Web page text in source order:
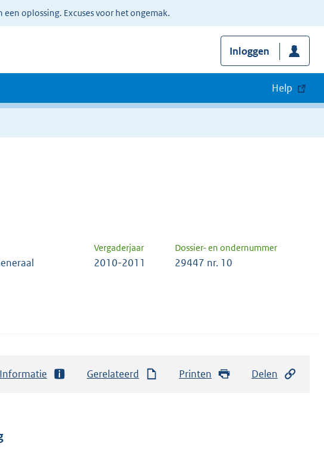
oplossing. Excuses voor het ongemak.
Inloggen
Help
Vergaderjaar Dossier- en ondernummer
2010-2011 29447 nr. 10
Informatie Gerelateerd Printen Delen